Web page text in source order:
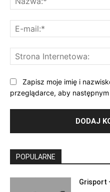
Zapisz moje imię i
przeglądarce, aby
POPULARNE
Grisport